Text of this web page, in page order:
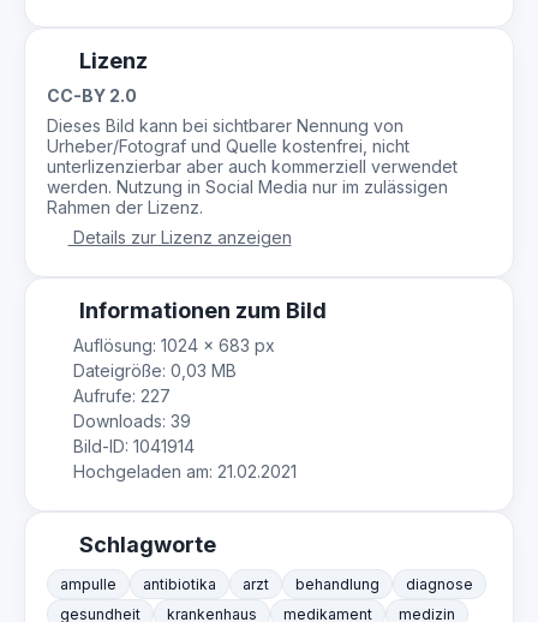
Lizenz
CC-BY 2.0
Dieses Bild kann bei sichtbarer Nennung von
Urheber/Fotograf und Quelle kostenfrei, nicht
unterlizenzierbar aber auch kommerziell verwendet
werden. Nutzung in Social Media nur im zulässigen
Rahmen der Lizenz.
Details zur Lizenz anzeigen
Informationen zum Bild
Auflösung: 1024 × 683 px
Dateigröße: 0,03 MB
Aufrufe: 227
Downloads: 39
Bild-ID: 1041914
Hochgeladen am: 21.02.2021
Schlagworte
ampulle antibiotika arzt behandlung
diagnose
gesundheit
krankenhaus medikament medizin